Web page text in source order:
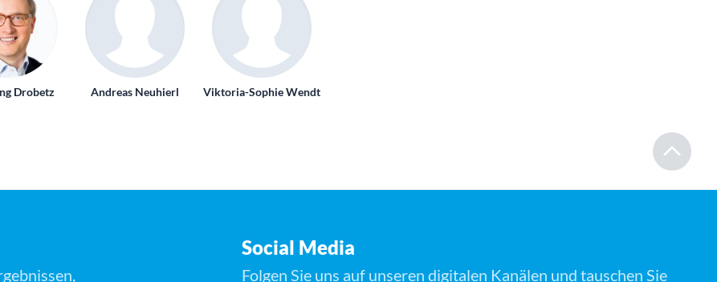
Drobetz Andreas Neuhierl Viktoria-Sophie Wendt
Social Media
Folgen Sie uns auf unseren digitalen Kanälen und tauschen Sie